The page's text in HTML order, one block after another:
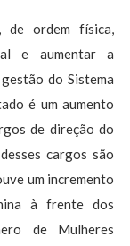
de ordem física,
e aumentar a
do Sistema
é um aumento
de direção do
cargos são
um incremento
à frente dos
de Mulheres